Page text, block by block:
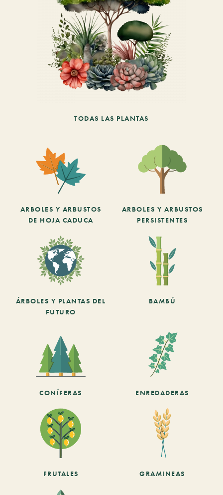
TODAS LAS PLANTAS
ARBOLES Y ARBUSTOS
DE HOJA CADUCA
ARBOLES Y ARBUSTOS
PERSISTENTES
ÁRBOLES Y PLANTAS DEL
FUTURO
BAMBÚ
CONÍFERAS ENREDADERAS
FRUTALES GRAMINEAS